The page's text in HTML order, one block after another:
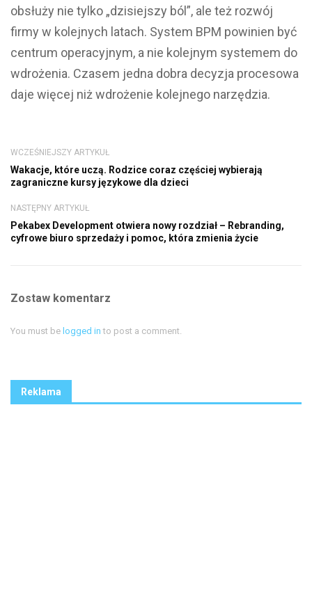
obsłuży nie tylko „dzisiejszy ból”, ale też rozwój
firmy w kolejnych latach. System BPM powinien być
centrum operacyjnym, a nie kolejnym systemem do
wdrożenia. Czasem jedna dobra decyzja procesowa
daje więcej niż wdrożenie kolejnego narzędzia.
WCZEŚNIEJSZY ARTYKUŁ
Wakacje, które uczą. Rodzice coraz częściej wybierają
zagraniczne kursy językowe dla dzieci
NASTĘPNY ARTYKUŁ
Pekabex Development otwiera nowy rozdział – Rebranding,
cyfrowe biuro sprzedaży i pomoc, która zmienia życie
Zostaw komentarz
You must be logged in to post a comment.
Reklama